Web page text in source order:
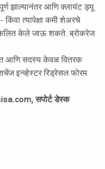
झाल्यानंतर आणि क्लायंट ड्यू
त्यापेक्षा कमी शेअरचे
केले जाऊ शकते. ब्रोकरेज
आणि सदस्य केवळ वितरक
इन्व्हेस्टर रिड्रेसल फोरम
सपोर्ट डेस्क